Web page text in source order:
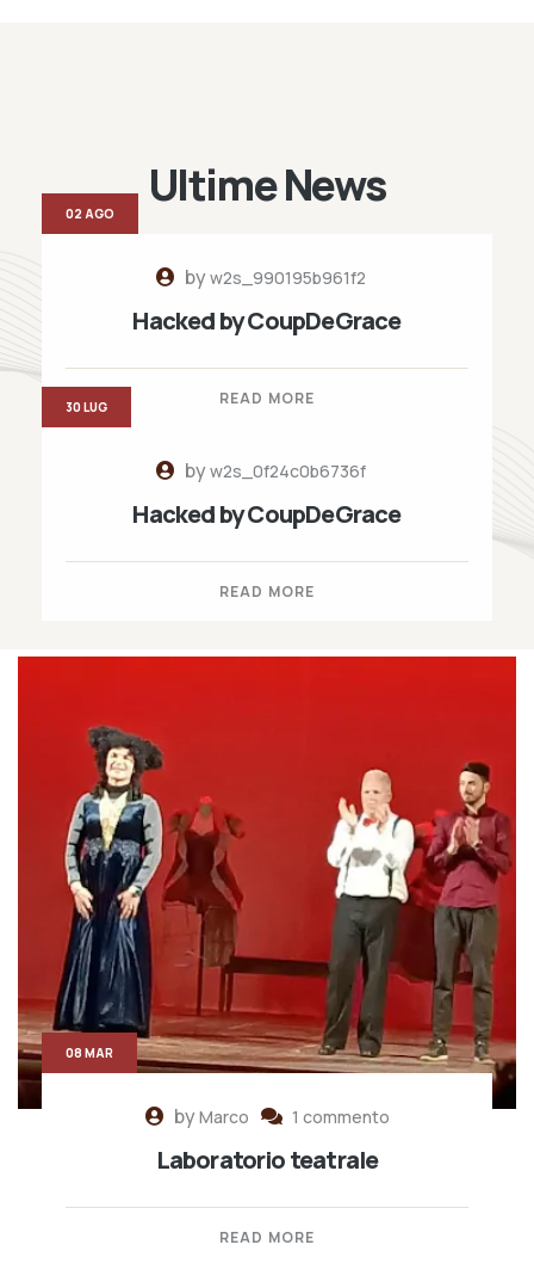
Ultime News
byw2s_990195b961f2
Hacked by CoupDeGrace
READ MORE
02 AGO
byw2s_0f24c0b6736f
Hacked by CoupDeGrace
READ MORE
30 LUG
byMarco 1 commento
Laboratorio teatrale
READ MORE
08 MAR